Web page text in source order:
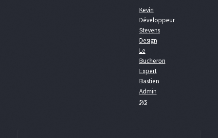
Kevin
Développeur
Stevens
Design
Le
Bucheron
Expert
Bastien
Admin
sys